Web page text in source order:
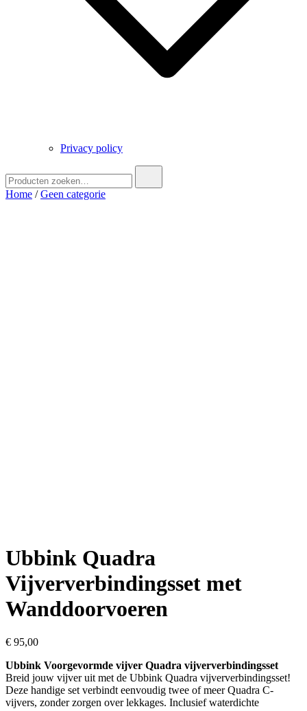
Privacy policy
naar:
Home /Geen categorie
Ubbink Quadra
Vijververbindingsset met
Wanddoorvoeren
€ 95,00
Ubbink Voorgevormde vijver Quadra vijververbindingsset
Breid jouw vijver uit met de Ubbink Quadra vijververbindingsset!
Deze handige set verbindt eenvoudig twee of meer Quadra C-
vijvers, zonder zorgen over lekkages. Inclusief waterdichte